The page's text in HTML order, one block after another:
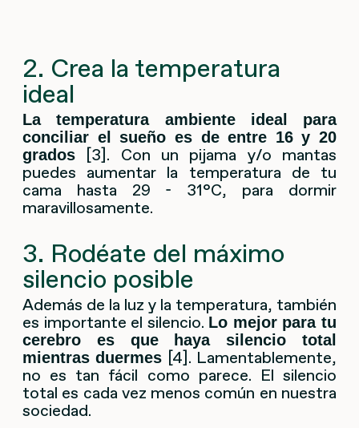
2. Crea la temperatura
ideal
La temperatura ambiente ideal para
conciliar el sueño es de entre 16 y 20
grados
[3]. Con un pijama y/o mantas
puedes aumentar la temperatura de tu
cama hasta 29 - 31°C, para dormir
maravillosamente.
3. Rodéate del máximo
silencio posible
Además de la luz y la temperatura, también
es importante el silencio. Lo mejor para tu
cerebro es que haya silencio total
mientras duermes [4]. Lamentablemente,
no es tan fácil como parece. El silencio
total es cada vez menos común en nuestra
sociedad.